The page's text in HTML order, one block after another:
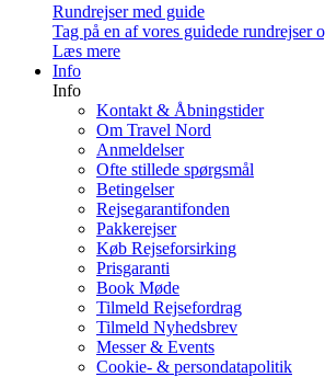
Rundrejser med guide
Tag på en af vores guidede rundrejser
Læs mere
Info
Info
Kontakt & Åbningstider
Om Travel Nord
Anmeldelser
Ofte stillede spørgsmål
Betingelser
Rejsegarantifonden
Pakkerejser
Køb Rejseforsirking
Prisgaranti
Book Møde
Tilmeld Rejsefordrag
Tilmeld Nyhedsbrev
Messer & Events
Cookie- & persondatapolitik